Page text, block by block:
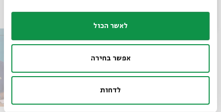
לאשר הכול
אפשר בחירה
לדחות
עוד בבית אבי חי